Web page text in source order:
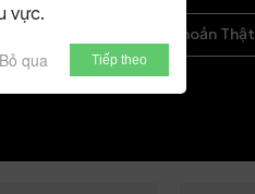
Tài khoản Thật
vực.
Bỏ qua Tiếp theo